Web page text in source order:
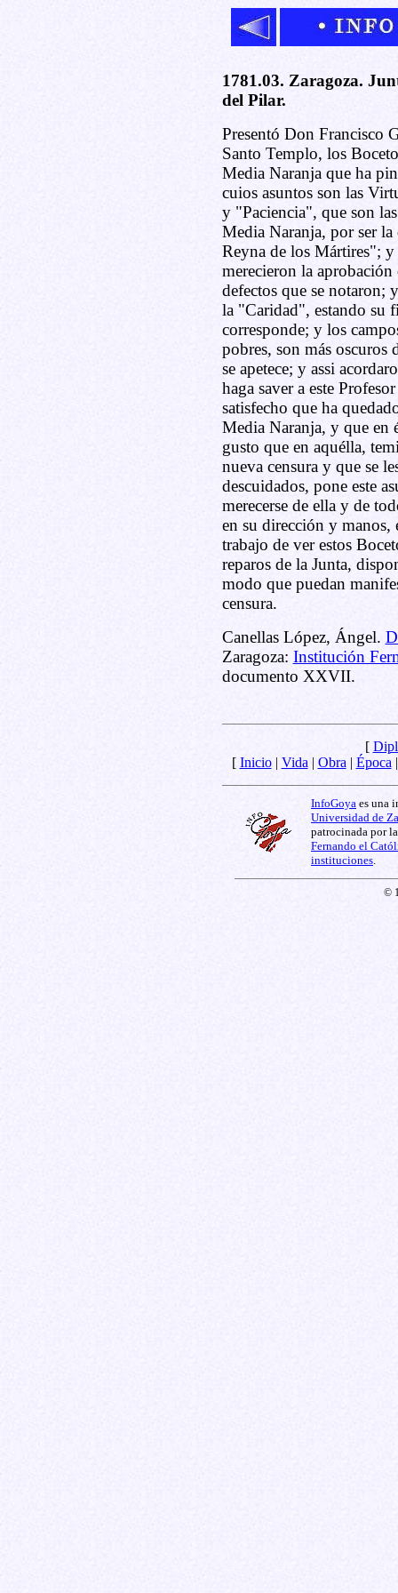
1781.03. Zaragoza.
del Pilar.
Presentó Don Francisco
Santo Templo, los
Media Naranja que ha
cuios asuntos son las
y "Paciencia", que son
Media Naranja, por ser
Reyna de los Mártires";
merecieron la aprobación
defectos que se notaron;
la "Caridad", estando su
corresponde; y los
pobres, son más oscuros
se apetece; y assi
haga saver a este
satisfecho que ha
Media Naranja, y que en
gusto que en aquélla,
nueva censura y que se
descuidados, pone este
merecerse de ella y de
en su dirección y manos,
trabajo de ver estos
reparos de la Junta,
modo que puedan
censura.
Canellas López, Ángel.
Zaragoza: Institución
documento XXVII.
[
[ Inicio| Vida | Obra | Época
InfoGoya es una
Universidad de
patrocinada por
Fernando el
instituciones
©